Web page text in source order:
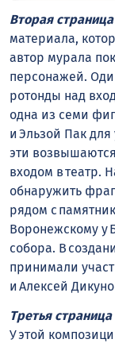
Вторая страница
материала,
автор мурала
персонажей.
ротонды над
одна из семи
и Эльзой Пак
эти
входом в театр.
обнаружить
рядом с
Воронежскому у
собора. В
принимали
и Алексей
Третья страница
У этой